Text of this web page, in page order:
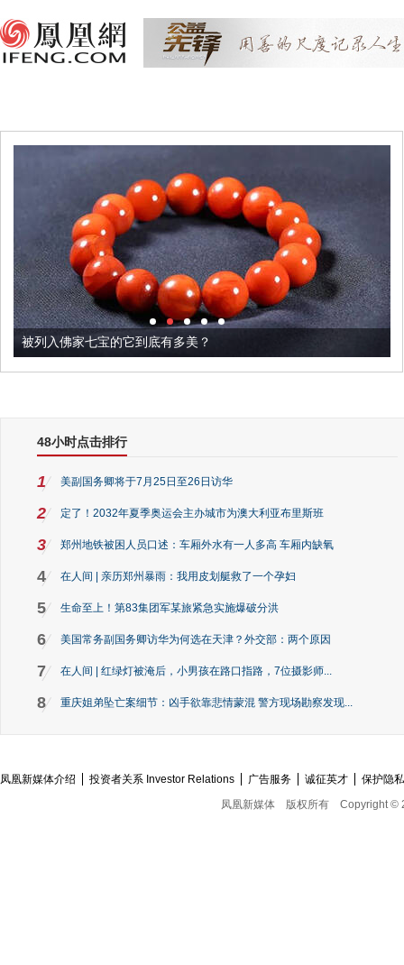
被列入佛家七宝的它到底有多美？
48小时点击排行
1 美副国务卿将于7月25日至26日访华
2 定了！2032年夏季奥运会主办城市为澳大利亚布里斯班
3 郑州地铁被困人员口述：车厢外水有一人多高 车厢内缺氧
4 在人间 | 亲历郑州暴雨：我用皮划艇救了一个孕妇
5 生命至上！第83集团军某旅紧急实施爆破分洪
6 美国常务副国务卿访华为何选在天津？外交部：两个原因
7 在人间 | 红绿灯被淹后，小男孩在路口指路，7位摄影师...
8 重庆姐弟坠亡案细节：凶手欲靠悲情蒙混 警方现场勘察发现...
凤凰新媒体介绍 投资者关系 Investor Relations 广告服务 诚征英才
保护隐
凤凰新媒体
版权所有 Copyright ©